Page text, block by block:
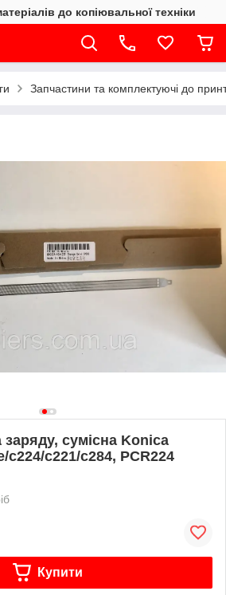
до копіювальної техніки
Запчастини та комплектуючі до
заряду, сумісна Konica
с224/с221/с284, PCR224
Купити